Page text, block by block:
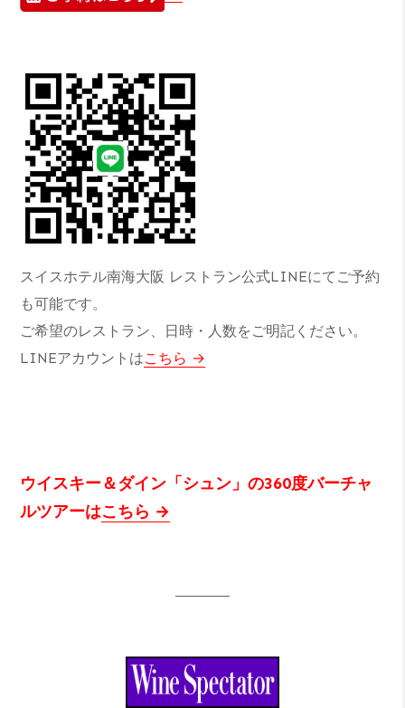
スイスホテル南海大阪 レストラン公式LINEにてご予約
も可能です。
ご希望のレストラン、日時・人数をご明記ください。
LINEアカウントはこちら
ウイスキー＆ダイン「シュン」の360度バーチャ
ルツアーはこちら